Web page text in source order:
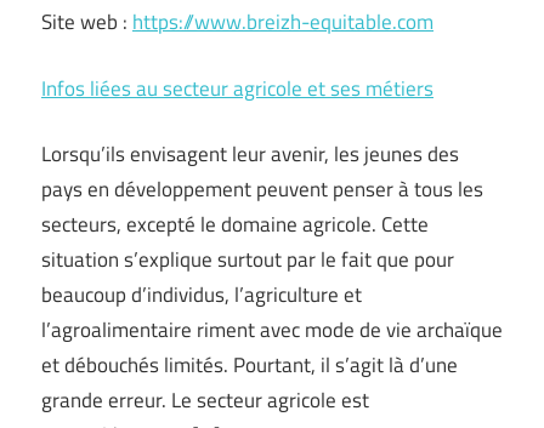
Site web : https://www.breizh-equitable.com
Infos liées au secteur agricole et ses métiers
Lorsqu’ils envisagent leur avenir, les jeunes des
pays en développement peuvent penser à tous les
secteurs, excepté le domaine agricole. Cette
situation s’explique surtout par le fait que pour
beaucoup d’individus, l’agriculture et
l’agroalimentaire riment avec mode de vie archaïque
et débouchés limités. Pourtant, il s’agit là d’une
grande erreur. Le secteur agricole est